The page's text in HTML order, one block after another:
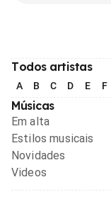
Todos artistas
A B C D E F
Músicas
Em alta
Estilos musicais
Novidades
Videos